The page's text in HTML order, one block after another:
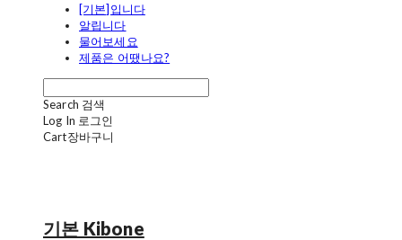
[기본]입니다
알립니다
물어보세요
제품은 어땠나요?
Search 검색
Log In 로그인
Cart장바구니
기본 Kibone